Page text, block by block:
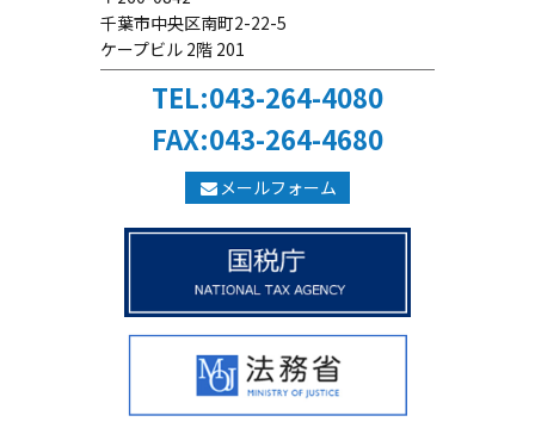
千葉市中央区南町2-22-5
ケープビル 2階 201
TEL:043-264-4080
FAX:043-264-4680
メールフォーム